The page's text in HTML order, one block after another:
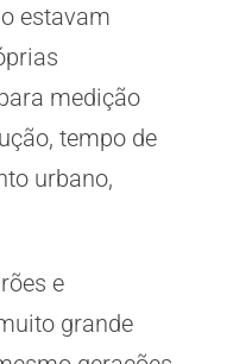
estavam
medição
tempo de
urbano,
e
grande